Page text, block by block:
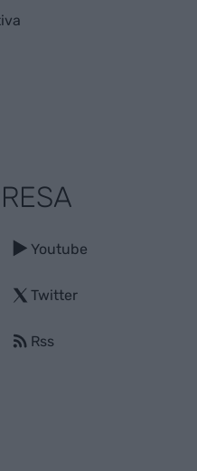
Youtube
Twitter
Rss